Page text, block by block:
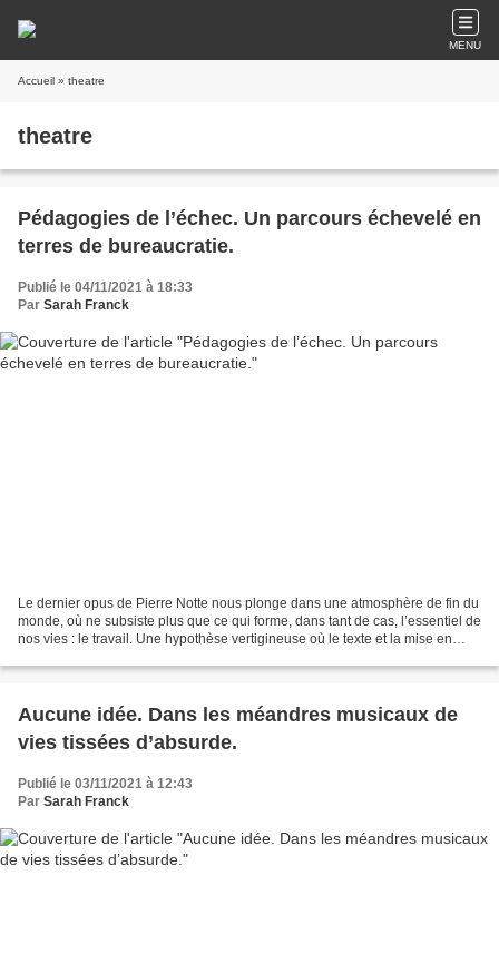
MENU
Accueil » theatre
theatre
Pédagogies de l’échec. Un parcours échevelé en
terres de bureaucratie.
Publié le 04/11/2021 à 18:33
Par Sarah Franck
Le dernier opus de Pierre Notte nous plonge dans une atmosphère de fin du
monde, où ne subsiste plus que ce qui forme, dans tant de cas, l’essentiel de
nos vies : le travail. Une hypothèse vertigineuse où le texte et la mise en
Aucune idée. Dans les méandres musicaux de
vies tissées d’absurde.
Publié le 03/11/2021 à 12:43
Par Sarah Franck